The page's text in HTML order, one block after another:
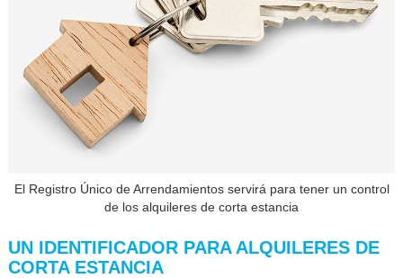
El Registro Único de Arrendamientos servirá para tener un control
de los alquileres de corta estancia
UN IDENTIFICADOR PARA ALQUILERES DE
CORTA ESTANCIA